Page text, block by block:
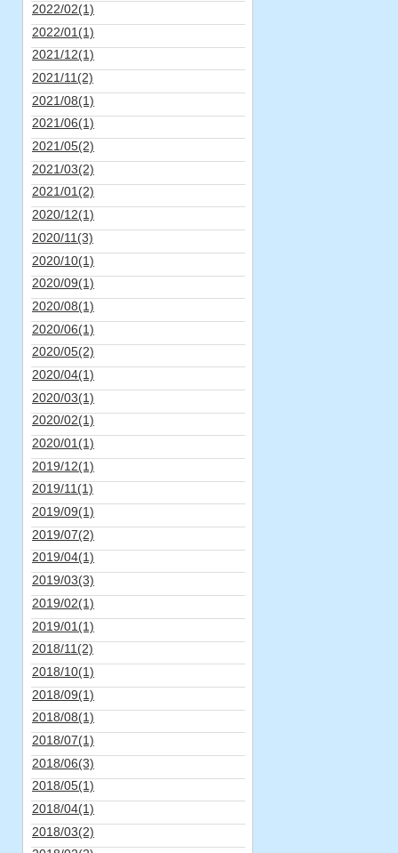
2022/02(1)
2022/01(1)
2021/12(1)
2021/11(2)
2021/08(1)
2021/06(1)
2021/05(2)
2021/03(2)
2021/01(2)
2020/12(1)
2020/11(3)
2020/10(1)
2020/09(1)
2020/08(1)
2020/06(1)
2020/05(2)
2020/04(1)
2020/03(1)
2020/02(1)
2020/01(1)
2019/12(1)
2019/11(1)
2019/09(1)
2019/07(2)
2019/04(1)
2019/03(3)
2019/02(1)
2019/01(1)
2018/11(2)
2018/10(1)
2018/09(1)
2018/08(1)
2018/07(1)
2018/06(3)
2018/05(1)
2018/04(1)
2018/03(2)